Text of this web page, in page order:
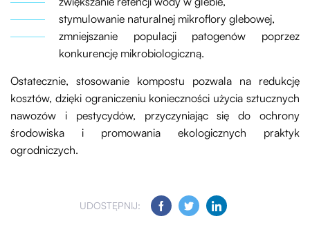
stymulowanie naturalnej mikroflory glebowej,
zmniejszanie populacji patogenów poprzez
konkurencję mikrobiologiczną.
Ostatecznie, stosowanie kompostu pozwala na redukcję
kosztów, dzięki ograniczeniu konieczności użycia sztucznych
nawozów i pestycydów, przyczyniając się do ochrony
środowiska i promowania ekologicznych praktyk
ogrodniczych.
UDOSTĘPNIJ: